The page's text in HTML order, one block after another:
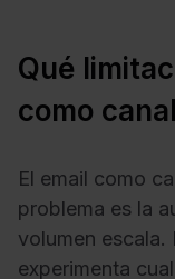
Qué
como
El email como
problema es la
volumen escala.
experimenta